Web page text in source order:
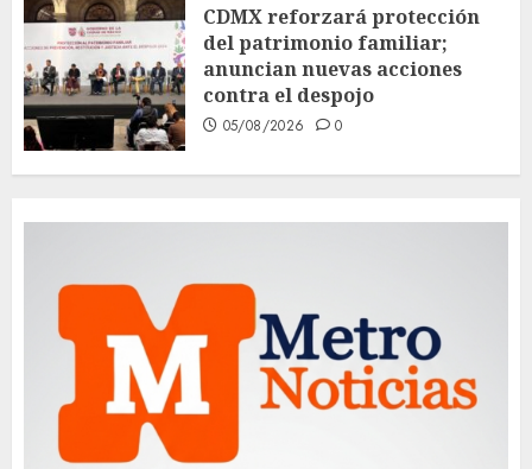
CDMX reforzará protección
del patrimonio familiar;
anuncian nuevas acciones
contra el despojo
05/08/2026 0